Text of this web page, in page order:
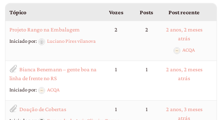
Tópico Vozes Posts Post recente
Projeto Rango na Embalagem
Iniciado por: Luciano Pires vilanova
2 2
2 anos, 2 meses
atrás
ACQA
Bianca Benemann – gente boa na
linha de frente no RS
Iniciado por: ACQA
1 1
2 anos, 2 meses
atrás
Doação de Cobertas 1 1
2 anos, 3 meses
atrás